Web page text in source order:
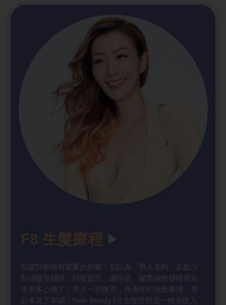
F8 生髮療程
頭髮對顏值有嚴重的影響！別以為「男人老狗」多點少
點頭髮沒關係，到髮旋禿、露頭皮、髮際線後移時就知
道有多心痛了！男人一旦微禿，外表年紀就會暴增，看
起來老了10歲！New Beauty F8 生髮療程是一種非侵入